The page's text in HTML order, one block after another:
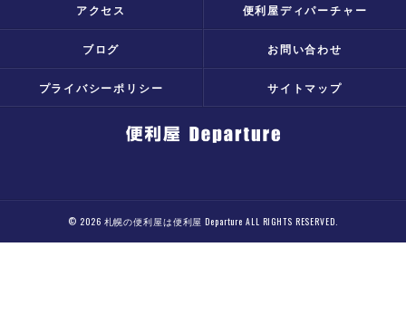
アクセス 便利屋ディパーチャー
ブログ お問い合わせ
プライバシーポリシー サイトマップ
© 2026 札幌の便利屋は便利屋 Departure ALL RIGHTS RESERVED.